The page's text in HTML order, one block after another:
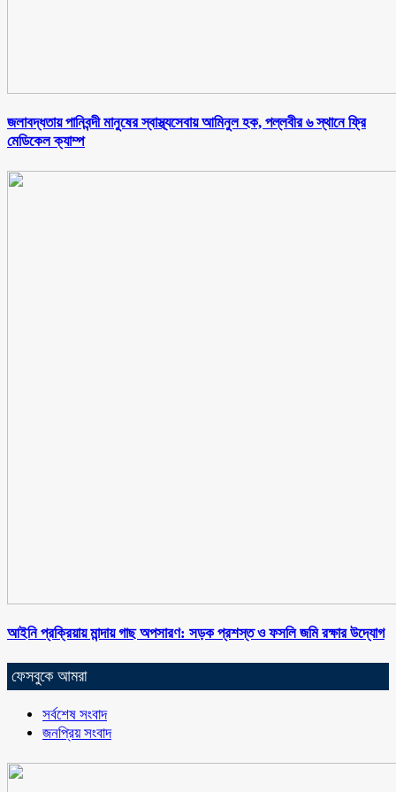
জলাবদ্ধতায় পানিবন্দী মানুষের স্বাস্থ্যসেবায় আমিনুল হক, পল্লবীর ৬ স্থানে ফ্রি
মেডিকেল ক্যাম্প
আইনি প্রক্রিয়ায় মান্দায় গাছ অপসারণ: সড়ক প্রশস্ত ও ফসলি জমি রক্ষার উদ্যোগ
ফেসবুকে আমরা
সর্বশেষ সংবাদ
জনপ্রিয় সংবাদ